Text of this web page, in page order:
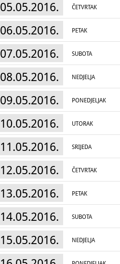
05.05.2016. ČETVRTAK
06.05.2016. PETAK
07.05.2016. SUBOTA
08.05.2016. NEDJELJA
09.05.2016. PONEDJELJAK
10.05.2016. UTORAK
11.05.2016. SRIJEDA
12.05.2016. ČETVRTAK
13.05.2016. PETAK
14.05.2016. SUBOTA
15.05.2016. NEDJELJA